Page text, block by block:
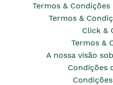
Termos &
Termos &
Click &
Termos &
A nossa visão
Condições